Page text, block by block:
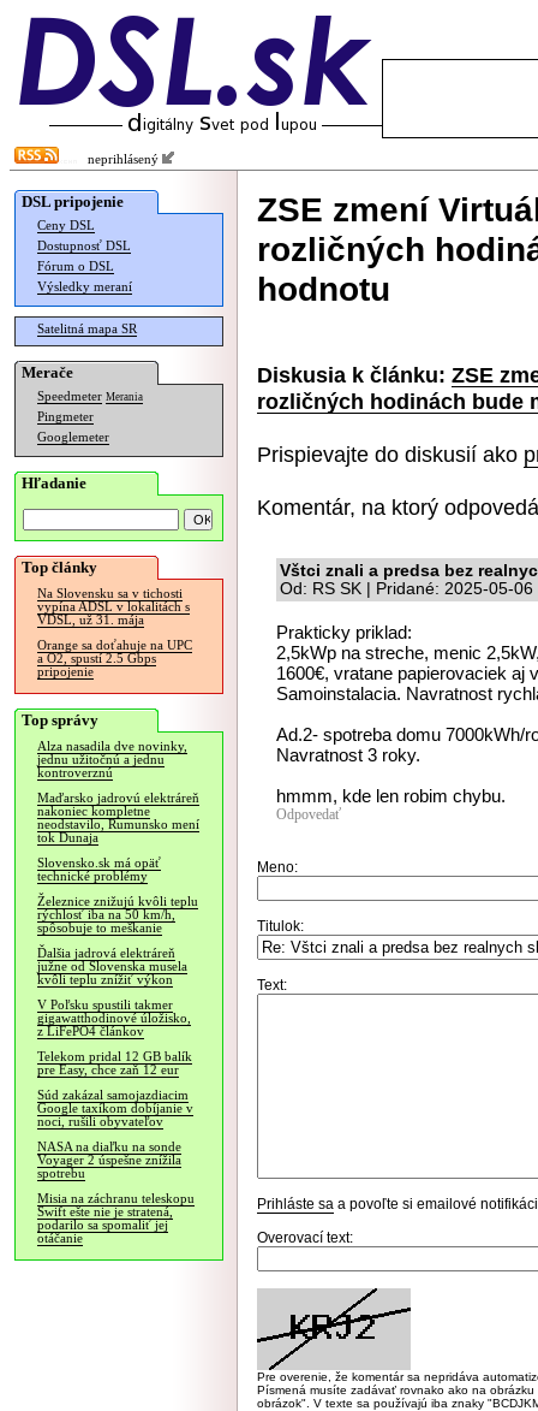
neprihlásený
DSL pripojenie
Ceny DSL
Dostupnosť DSL
Fórum o DSL
Výsledky meraní
Satelitná mapa SR
Merače
Speedmeter Merania
Pingmeter
Googlemeter
Hľadanie
Top články
Na Slovensku sa v tichosti
vypína ADSL v lokalitách s
VDSL, už 31. mája
Orange sa doťahuje na UPC
a O2, spustí 2.5 Gbps
pripojenie
Top správy
Alza nasadila dve novinky,
jednu užitočnú a jednu
kontroverznú
Maďarsko jadrovú elektráreň
nakoniec kompletne
neodstavilo, Rumunsko mení
tok Dunaja
Slovensko.sk má opäť
technické problémy
Železnice znižujú kvôli teplu
rýchlosť iba na 50 km/h,
spôsobuje to meškanie
Ďalšia jadrová elektráreň
južne od Slovenska musela
kvôli teplu znížiť výkon
V Poľsku spustili takmer
gigawatthodinové úložisko,
z LiFePO4 článkov
Telekom pridal 12 GB balík
pre Easy, chce zaň 12 eur
Súd zakázal samojazdiacim
Google taxíkom dobíjanie v
noci, rušili obyvateľov
NASA na diaľku na sonde
Voyager 2 úspešne znížila
spotrebu
Misia na záchranu teleskopu
Swift ešte nie je stratená,
podarilo sa spomaliť jej
otáčanie
ZSE zmení
rozličných
hodnotu
Diskusia k článku: ZSE
rozličných hodinách bude
Prispievajte do diskusií ako
Komentár, na ktorý
Vštci znali a predsa bez
Od: RS SK | Pridané: 2025-05-06
Prakticky priklad:
2,5kWp na streche, menic
1600€, vratane papierovaciek aj
Samoinstalacia. Navratnost
Ad.2- spotreba domu 7000kWh/
Navratnost 3 roky.
hmmm, kde len robim chybu.
Odpovedať
Meno:
Titulok:
Text:
Prihláste sa a povoľte si emailové
Overovací text:
Pre overenie, že komentár sa nepridáva
Písmená musíte zadávať rovnako ako na
obrázok". V texte sa používajú iba znaky